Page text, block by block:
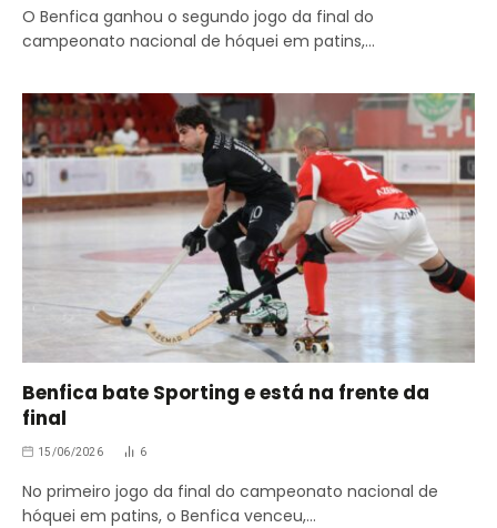
O Benfica ganhou o segundo jogo da final do
campeonato nacional de hóquei em patins,…
Benfica bate Sporting e está na frente da
final
15/06/2026 6
No primeiro jogo da final do campeonato nacional de
hóquei em patins, o Benfica venceu,…